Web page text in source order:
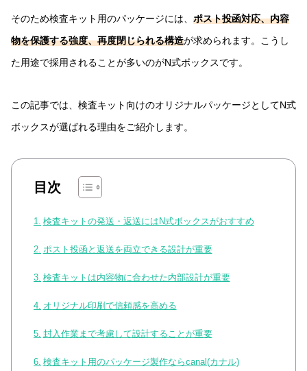
そのため検査キット用のパッケージには、 ポスト投函対応、内容
物を保護する強度、再度閉じられる構造が求められます。こうし
た用途で採用されることが多いのがN式ボックスです。
この記事では、検査キット向けのオリジナルパッケージとしてN式
ボックスが選ばれる理由をご紹介します。
目次
検査キットの発送・返送にはN式ボックスがおすすめ
ポスト投函と返送を両立できる設計が重要
検査キットは内容物に合わせた内部設計が重要
オリジナル印刷で信頼感を高める
封入作業まで考慮して設計することが重要
検査キット用のパッケージ製作ならcanal(カナル)